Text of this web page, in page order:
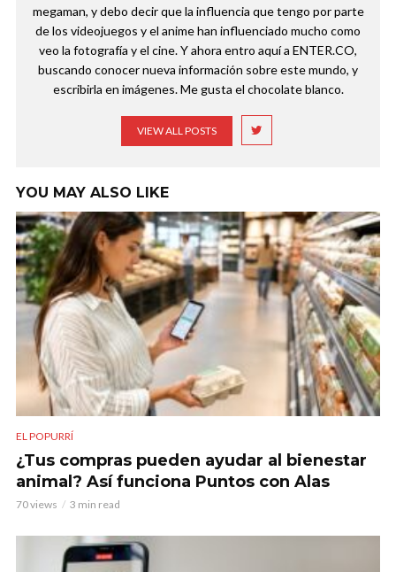
megaman, y debo decir que la influencia que tengo por parte
de los videojuegos y el anime han influenciado mucho como
veo la fotografía y el cine. Y ahora entro aquí a ENTER.CO,
buscando conocer nueva información sobre este mundo, y
escribirla en imágenes. Me gusta el chocolate blanco.
VIEW ALL POSTS
YOU MAY ALSO LIKE
EL POPURRÍ
¿Tus compras pueden ayudar al bienestar
animal? Así funciona Puntos con Alas
70 views 3 min read